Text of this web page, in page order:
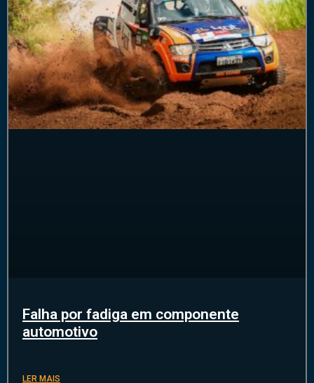
Falha por fadiga em componente
automotivo
LER MAIS